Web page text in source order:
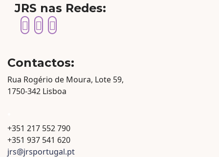
JRS nas Redes:
Contactos:
Rua Rogério de Moura, Lote 59,
1750-342 Lisboa
+351 217 552 790
+351 937 541 620
jrs@jrsportugal.pt